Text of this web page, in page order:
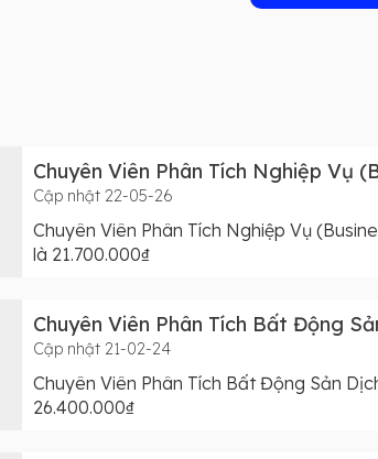
Chuyên Viên Phân Tích Nghiệp Vụ
Cập nhật 22-05-26
Chuyên Viên Phân Tích Nghiệp Vụ
là 21.700.000₫
Chuyên Viên Phân Tích Bất Động
Cập nhật 21-02-24
Chuyên Viên Phân Tích Bất Động Sản
26.400.000₫